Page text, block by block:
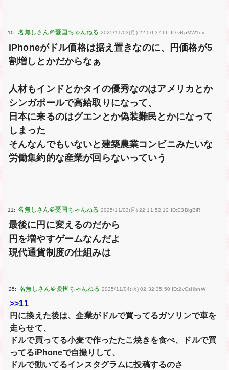
10: 2025/11/03(月) 22:00:37.66 ID:vBpMW1ov
iPhoneがドル価格は据え置きなのに、円価格が5
割増しとかだからなぁ
人材もインドとかタイの優秀なのはアメリカとか
シンガポールで高給取りになって、
日本に来るのはグエンとか偽装難民とかになって
しまった
そんなんでもいないと建築農業コンビニみたいな
労働集約的な産業が回らないっていう
11: 2025/11/03(月) 22:11:52.12 ID:E3BlgBiR
最後に円に変えるのだから
円を増やすゲームなんだよ
現代通貨制度の仕組みは
25: 2025/11/04(火) 02:32:35.50 ID:2vCsHbnW
>>11
円に換えた後は、企業がドルで買ってるガソリンで車を
走らせて、
ドルで買ってる小麦で作ったたこ焼きを食べ、ドルで買
ってるiPhoneで自撮りして、
ドルで動いてるインスタグラムに投稿するのさ